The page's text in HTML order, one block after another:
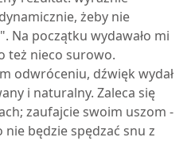
żeby nie
Na początku wydawało mi
też nieco surowo.
odwróceniu, dźwięk wydał
i naturalny. Zaleca się
zaufajcie swoim uszom -
będzie spędzać snu z